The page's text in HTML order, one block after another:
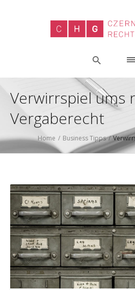
Verwirrspiel ums
Vergaberecht
Home / Business Tipps /